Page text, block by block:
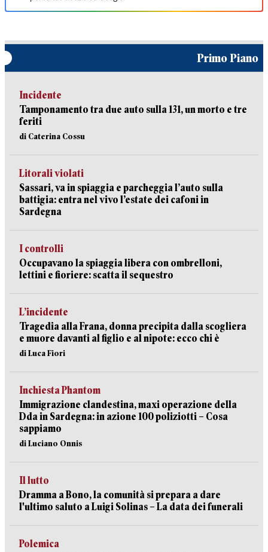
Primo Piano
Incidente
Tamponamento tra due auto sulla 131, un morto e tre
feriti
di Caterina Cossu
Litorali violati
Sassari, va in spiaggia e parcheggia l’auto sulla
battigia: entra nel vivo l’estate dei cafoni in
Sardegna
I controlli
Occupavano la spiaggia libera con ombrelloni,
lettini e fioriere: scatta il sequestro
L’incidente
Tragedia alla Frana, donna precipita dalla scogliera
e muore davanti al figlio e al nipote: ecco chi è
di Luca Fiori
Inchiesta Phantom
Immigrazione clandestina, maxi operazione della
Dda in Sardegna: in azione 100 poliziotti – Cosa
sappiamo
di Luciano Onnis
Il lutto
Dramma a Bono, la comunità si prepara a dare
l'ultimo saluto a Luigi Solinas – La data dei funerali
Polemica